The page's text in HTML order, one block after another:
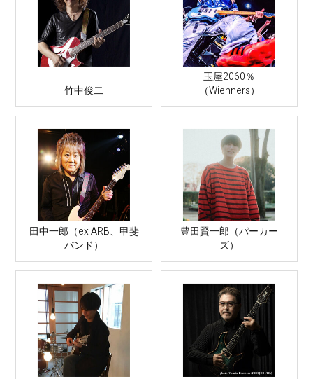
竹中俊二
玉屋2060％
（Wienners）
田中一郎（ex ARB、甲斐
バンド）
豊田賢一郎（パーカー
ズ）